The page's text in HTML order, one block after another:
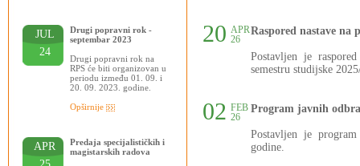
JUL
24
Drugi popravni rok -
septembar 2023
Drugi popravni rok na
RPS će biti organizovan u
periodu između 01. 09. i
20. 09. 2023. godine.
Opširnije
APR
Predaja specijalističkih i
magistarskih radova
20 APR
26
Raspored nastave na
Postavljen je
semestru studijske
02 FEB
26
Program javnih
Postavljen je
godine.